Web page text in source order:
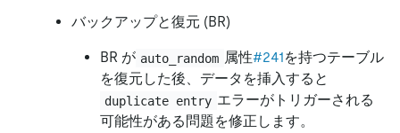
バックアップと復元 (BR)
BR が auto_random 属性#241を持つテーブル
を復元した後、データを挿入すると
duplicate entry エラーがトリガーされる
可能性がある問題を修正します。